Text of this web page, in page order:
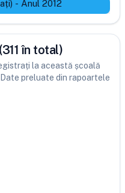
- Anul 2012
în total)
la această școală
preluate din rapoartele